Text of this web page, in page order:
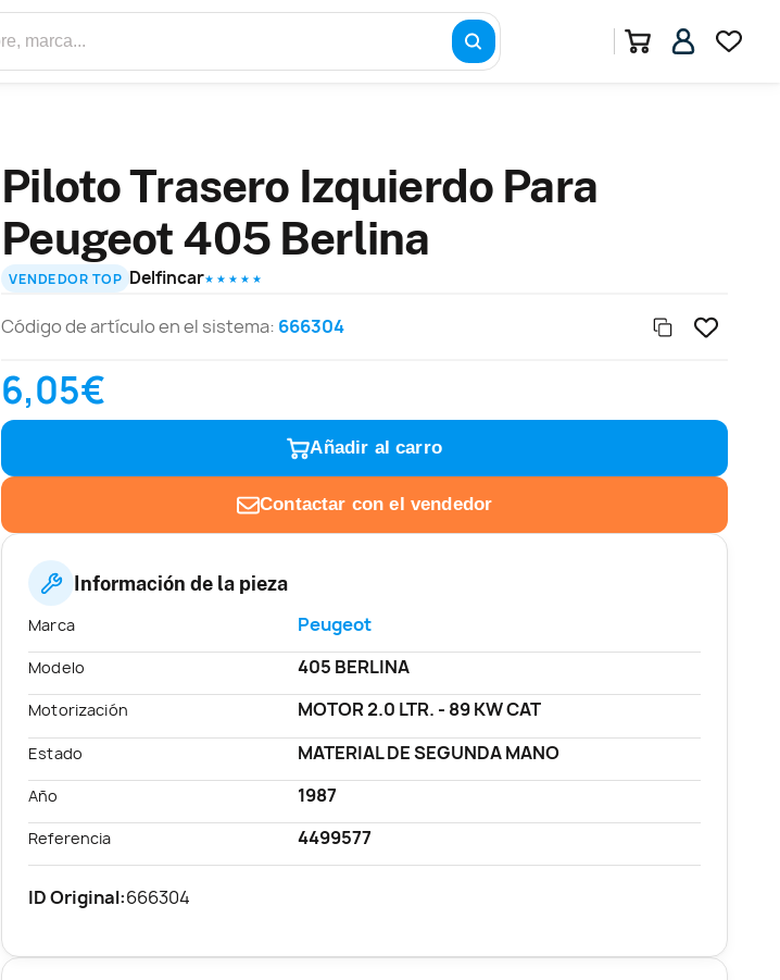
Piloto Trasero Izquierdo Para
Peugeot 405 Berlina
VENDEDOR TOP Delfincar★ ★ ★ ★ ★
Código de artículo en el sistema: 666304
6,05€
Añadir al carro
Contactar con el vendedor
Información de la pieza
Marca Peugeot
Modelo 405 BERLINA
Motorización MOTOR 2.0 LTR. - 89 KW CAT
Estado MATERIAL DE SEGUNDA MANO
Año 1987
Referencia 4499577
ID Original:666304